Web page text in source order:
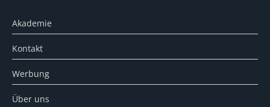
Akademie
Kontakt
Werbung
Über uns